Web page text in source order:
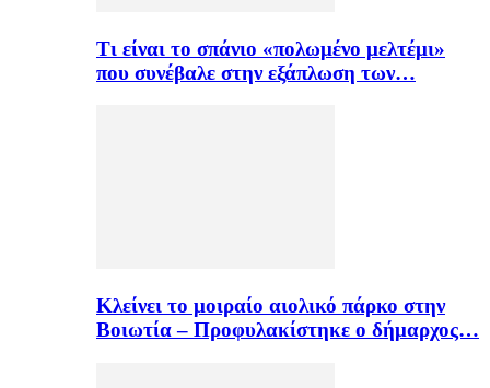
Τι είναι το σπάνιο «πολωμένο μελτέμι»
που συνέβαλε στην εξάπλωση των…
Κλείνει το μοιραίο αιολικό πάρκο στην
Βοιωτία – Προφυλακίστηκε ο δήμαρχος…